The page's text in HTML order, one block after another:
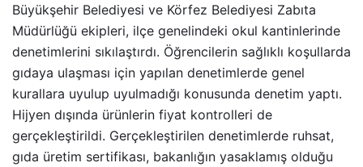
Büyükşehir Belediyesi ve Körfez Belediyesi Zabıta
Müdürlüğü ekipleri, ilçe genelindeki okul kantinlerinde
denetimlerini sıkılaştırdı. Öğrencilerin sağlıklı koşullarda
gıdaya ulaşması için yapılan denetimlerde genel
kurallara uyulup uyulmadığı konusunda denetim yaptı.
Hijyen dışında ürünlerin fiyat kontrolleri de
gerçekleştirildi. Gerçekleştirilen denetimlerde ruhsat,
gıda üretim sertifikası, bakanlığın yasaklamış olduğu